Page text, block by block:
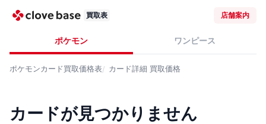
買取表 店舗案内
ポケモン ワンピース
ポケモンカード買取価格表 カード詳細 買取価格
カードが見つかりません